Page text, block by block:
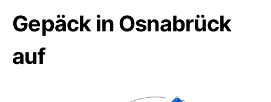
Gepäck in Osnabrück
auf